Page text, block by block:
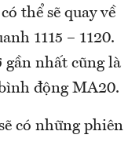
thể sẽ quay về
1115 – 1120.
gần nhất cũng là
động MA20.
có những phiên